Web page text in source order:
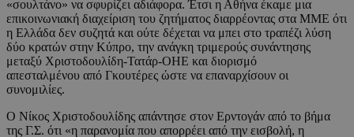
«σουλτάνο» να σφυρίζει αδιάφορα. Έτσι η Αθήνα έκαμε μια
επικοινωνιακή διαχείριση του ζητήματος διαρρέοντας στα ΜΜΕ ότι
η Ελλάδα δεν συζητά και ούτε δέχεται να μπει στο τραπέζι λύση
δύο κρατών στην Κύπρο, την ανάγκη τριμερούς συνάντησης
μεταξύ Χριστοδουλίδη-Τατάρ-ΟΗΕ και διορισμό
απεσταλμένου από Γκουτέρες ώστε να επαναρχίσουν οι
συνομιλίες.
Ο Νίκος Χριστοδουλίδης απάντησε στον Ερντογάν από το βήμα
της Γ.Σ. ότι «η παρανομία που απορρέει από την εισβολή, η